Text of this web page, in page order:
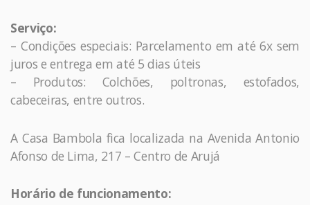
Serviço:
– Condições especiais: Parcelamento em até 6x sem
juros e entrega em até 5 dias úteis
– Produtos: Colchões, poltronas, estofados,
cabeceiras, entre outros.
A Casa Bambola fica localizada na Avenida Antonio
Afonso de Lima, 217 – Centro de Arujá
Horário de funcionamento: